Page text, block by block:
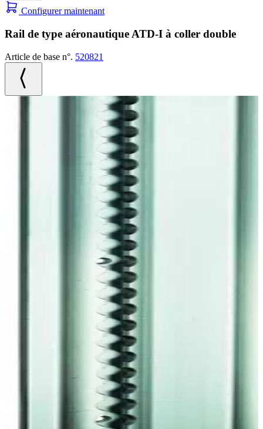
Configurer maintenant
Rail de type aéronautique ATD-I à coller double
Article de base n°. 520821